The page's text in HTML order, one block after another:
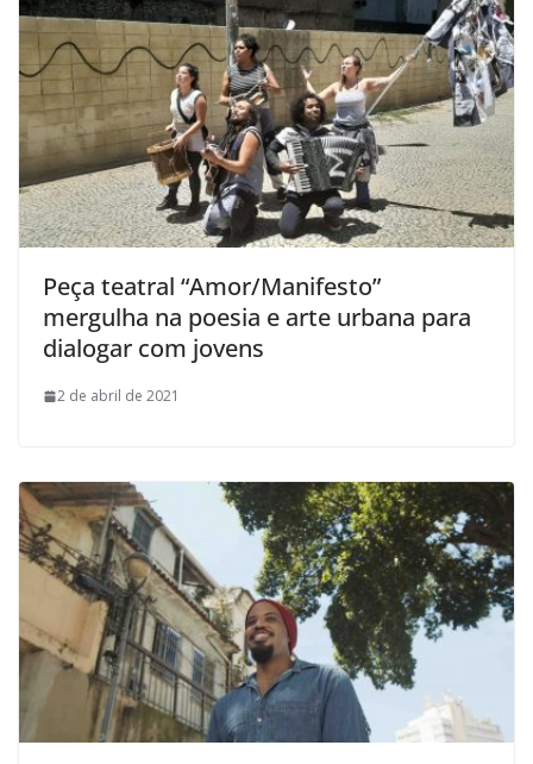
Peça teatral “Amor/Manifesto”
mergulha na poesia e arte urbana para
dialogar com jovens
2 de abril de 2021